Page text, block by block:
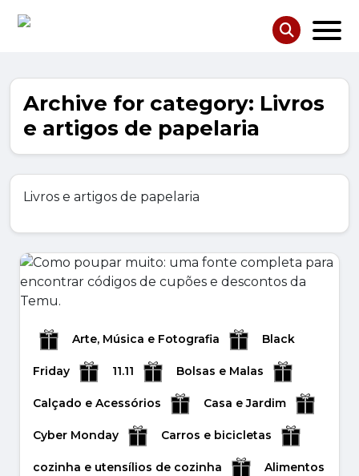
Archive for category: Livros
e artigos de papelaria
Livros e artigos de papelaria
Arte, Música e Fotografia Black
Friday 11.11 Bolsas e Malas
Calçado e Acessórios Casa e Jardim
Cyber Monday Carros e bicicletas
cozinha e utensílios de cozinha Alimentos